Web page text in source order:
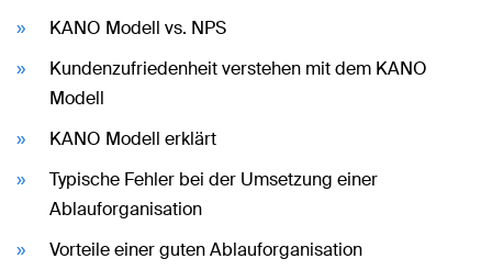
KANO Modell vs. NPS
Kundenzufriedenheit verstehen mit dem KANO
Modell
KANO Modell erklärt
Typische Fehler bei der Umsetzung einer
Ablauforganisation
Vorteile einer guten Ablauforganisation